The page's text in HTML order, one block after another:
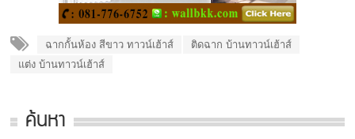
ฉากกั้นห้อง สีขาว ทาวน์เฮ้าส์
ติดฉาก บ้านทาวน์เฮ้าส์
แต่ง บ้านทาวน์เฮ้าส์
ค้นหา